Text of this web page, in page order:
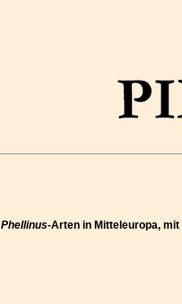
Phellinus-Arten in Mitteleuropa,